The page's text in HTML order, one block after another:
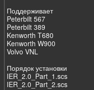
Поддерживает
Peterbilt 567
Peterbilt 389
Kenworth T680
Kenworth W900
Volvo VNL
Порядок установки
IER_2.0_Part_1.scs
IER_2.0_Part_2.scs